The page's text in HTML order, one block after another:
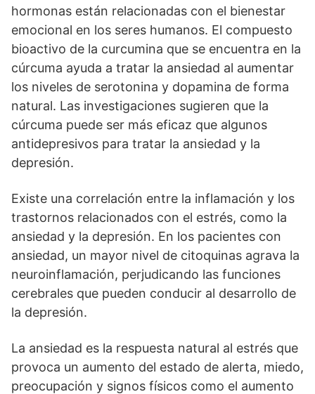
hormonas están relacionadas con el bienestar
emocional en los seres humanos. El compuesto
bioactivo de la curcumina que se encuentra en la
cúrcuma ayuda a tratar la ansiedad al aumentar
los niveles de serotonina y dopamina de forma
natural. Las investigaciones sugieren que la
cúrcuma puede ser más eficaz que algunos
antidepresivos para tratar la ansiedad y la
depresión.
Existe una correlación entre la inflamación y los
trastornos relacionados con el estrés, como la
ansiedad y la depresión. En los pacientes con
ansiedad, un mayor nivel de citoquinas agrava la
neuroinflamación, perjudicando las funciones
cerebrales que pueden conducir al desarrollo de
la depresión.
La ansiedad es la respuesta natural al estrés que
provoca un aumento del estado de alerta, miedo,
preocupación y signos físicos como el aumento